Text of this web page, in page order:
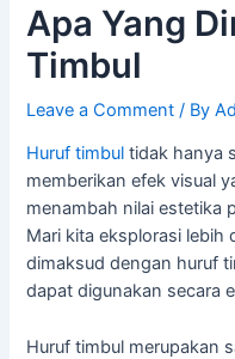
Apa Yang
Timbul
Leave a Comment / By
Huruf timbul tidak hanya
memberikan efek visual
menambah nilai estetika
Mari kita eksplorasi lebih
dimaksud dengan huruf
dapat digunakan secara
Huruf timbul merupakan